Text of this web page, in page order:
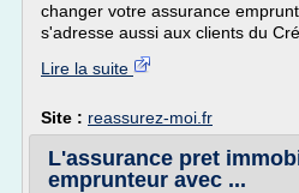
changer votre assurance
s'adresse aussi aux clients du
Lire la suite
Site : reassurez-moi.fr
L'assurance pret
emprunteur avec ...